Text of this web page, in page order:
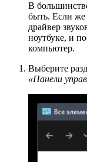
В
быть. Если же
драйвер
ноутбуке, и
компьютер.
Выберите
«Панели